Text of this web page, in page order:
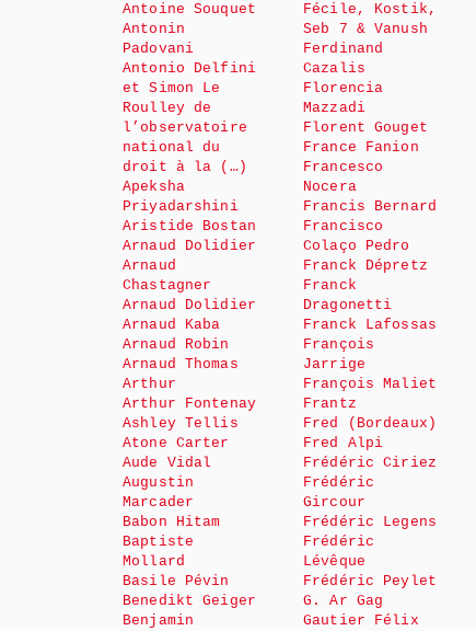
Antoine Souquet
Antonin
Padovani
Antonio Delfini
et Simon Le
Roulley de
l’observatoire
national du
droit à la (…)
Apeksha
Priyadarshini
Aristide Bostan
Arnaud Dolidier
Arnaud
Chastagner
Arnaud Dolidier
Arnaud Kaba
Arnaud Robin
Arnaud Thomas
Arthur
Arthur Fontenay
Ashley Tellis
Atone Carter
Aude Vidal
Augustin
Marcader
Babon Hitam
Baptiste
Mollard
Basile Pévin
Benedikt Geiger
Benjamin
Fécile, Kostik,
Seb 7 & Vanush
Ferdinand
Cazalis
Florencia
Mazzadi
Florent Gouget
France Fanion
Francesco
Nocera
Francis Bernard
Francisco
Colaço Pedro
Franck Dépretz
Franck
Dragonetti
Franck Lafossas
François
Jarrige
François Maliet
Frantz
Fred (Bordeaux)
Fred Alpi
Frédéric Ciriez
Frédéric
Gircour
Frédéric Legens
Frédéric
Lévêque
Frédéric Peylet
G. Ar Gag
Gautier Félix